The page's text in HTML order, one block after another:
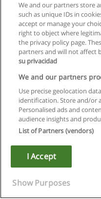
Polityka
Copyright © Educaedu
We and our partners store
such as unique IDs in
accept or manage your
right to object where
the privacy policy page.
partners and will not affect
su privacidad
We and our partners
Use precise geolocation
identification. Store and/or
Personalised ads and
audience insights and
List of Partners (vendors)
I Accept
Show Purposes